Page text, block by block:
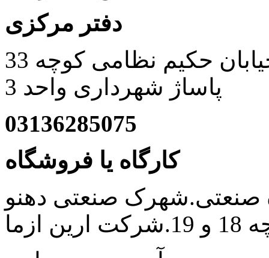
دفتر مرکزی
اصفهان خیابان حکیم نظامی کوچه 33
پاساژ شهرداری واحد 3
03136285075
کارگاه یا فروشگاه
صنعتی.شهرک صنعتی دهنو